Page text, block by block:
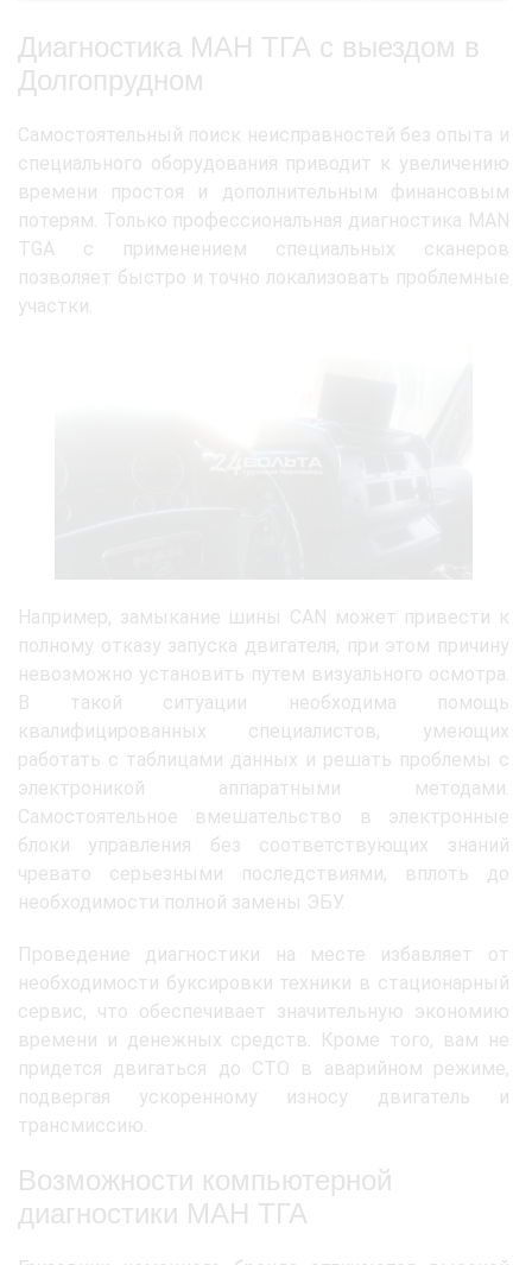
Диагностика МАН ТГА с выездом в
Долгопрудном
Самостоятельный поиск неисправностей без опыта и
специального оборудования приводит к увеличению
времени простоя и дополнительным финансовым
потерям. Только профессиональная диагностика MAN
TGA с применением специальных сканеров
позволяет быстро и точно локализовать проблемные
участки.
Например, замыкание шины CAN может привести к
полному отказу запуска двигателя, при этом причину
невозможно установить путем визуального осмотра.
В такой ситуации необходима помощь
квалифицированных специалистов, умеющих
работать с таблицами данных и решать проблемы с
электроникой аппаратными методами.
Самостоятельное вмешательство в электронные
блоки управления без соответствующих знаний
чревато серьезными последствиями, вплоть до
необходимости полной замены ЭБУ.
Проведение диагностики на месте избавляет от
необходимости буксировки техники в стационарный
сервис, что обеспечивает значительную экономию
времени и денежных средств. Кроме того, вам не
придется двигаться до СТО в аварийном режиме,
подвергая ускоренному износу двигатель и
трансмиссию.
Возможности компьютерной
диагностики МАН ТГА